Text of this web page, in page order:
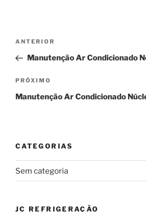
Navegação
Post
Post
anterior
ANTERIOR
Manutenção Ar Condicionado
Próximo
post
PRÓXIMO
Manutenção Ar Condicionado
CATEGORIAS
Sem categoria
JC REFRIGERAÇÃO